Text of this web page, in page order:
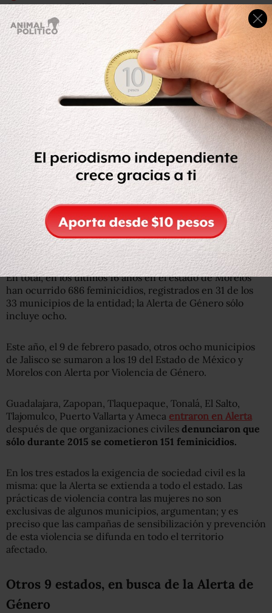
Cuernavaca, Emiliano Zapata, Jiutepec, Temixco,
Xochitepec, Yautepec y Puente de Ixtla.
En Morelos, los feminicidios tampoco han cesado pese a
la alerta. La Comisión Independiente de Derechos
Humanos deMorelos documentó hasta febrero pasado
38 homicidios violentos contra mujeres.
Desde el 10 de agosto, los feminicidios en la entidad han
ocurrido en 17 municipios diferentes; nueve que no
forman parte de la Alerta por Violencia de Género.
La Comisión Independiente de Derechos Humanos de
Morelos alerta que casi20% de las mujeres víctimas de
feminicidio tienen entre 21 y 30 años, con más casos de
mujeres que son atacadas y asesinadas por sus parejas.
En total, en los últimos 16 años en el estado de Morelos
han ocurrido 686 feminicidios, registrados en 31 de los
33 municipios de la entidad; la Alerta de Género sólo
incluye ocho.
Este año, el 9 de febrero pasado, otros ocho municipios
de Jalisco se sumaron a los 19 del Estado de México y
Morelos con Alerta por Violencia de Género.
Guadalajara, Zapopan, Tlaquepaque, Tonalá, El Salto,
Tlajomulco, Puerto Vallarta y Ameca entraron en Alerta
después de que organizaciones civiles denunciaron que
sólo durante 2015 se cometieron 151 feminicidios.
En los tres estados la exigencia de sociedad civil es la
misma: que la Alerta se extienda a todo el estado. Las
prácticas de violencia contra las mujeres no son
exclusivas de algunos municipios, argumentan; y es
preciso que las campañas de sensibilización y prevención
de esta violencia se difunda en todo el territorio
afectado.
Otros 9 estados, en busca de la Alerta de
Género